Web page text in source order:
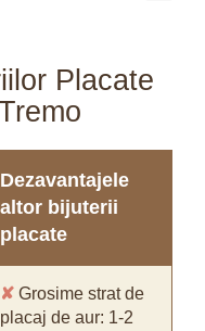
Placate
Dezavantajele
altor bijuterii
placate
✘ Grosime strat de
placaj de aur: 1-2